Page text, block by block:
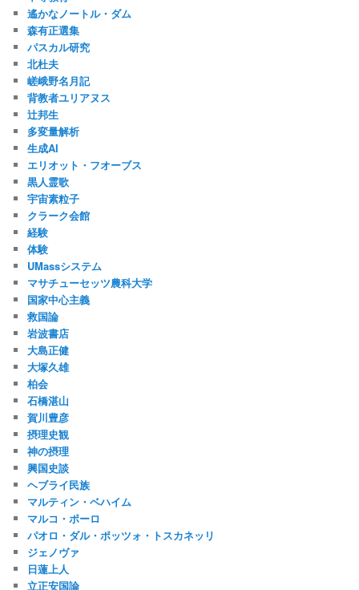
遙かなノートル・ダム
森有正選集
パスカル研究
北杜夫
嵯峨野名月記
背教者ユリアヌス
辻邦生
多変量解析
生成AI
エリオット・フオーブス
黒人霊歌
宇宙素粒子
クラーク会館
経験
体験
UMassシステム
マサチューセッツ農科大学
国家中心主義
救国論
岩波書店
大島正健
大塚久雄
柏会
石橋湛山
賀川豊彦
摂理史観
神の摂理
興国史談
ヘブライ民族
マルティン・ベハイム
マルコ・ポーロ
パオロ・ダル・ポッツォ・トスカネッリ
ジェノヴァ
日蓮上人
立正安国論